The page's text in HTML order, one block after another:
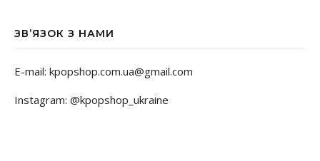
ЗВ’ЯЗОК З НАМИ
E-mail: kpopshop.com.ua@gmail.com
Instagram: @kpopshop_ukraine